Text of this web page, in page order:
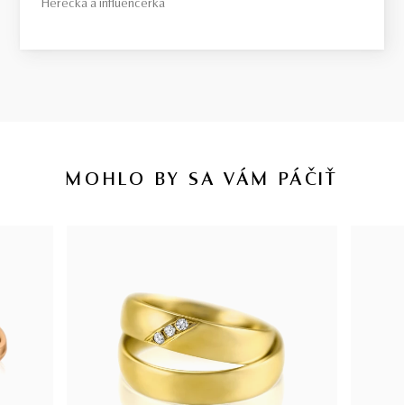
Herečka a influencerka
MOHLO BY SA VÁM PÁČIŤ